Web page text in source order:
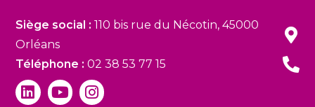
Siège social :110 bis rue du Nécotin, 45000
Orléans
Téléphone :02 38 53 77 15